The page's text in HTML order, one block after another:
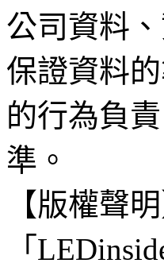
公司資料
保證資料
的行為負
準。
【版權聲明
「